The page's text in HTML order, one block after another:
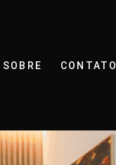
SOBRE CONTATO